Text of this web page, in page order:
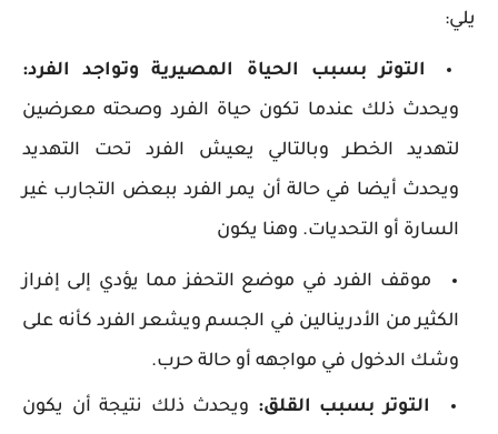
يلي:
التوتر بسبب الحياة المصيرية وتواجد الفرد:
ويحدث ذلك عندما تكون حياة الفرد وصحته معرضين
لتهديد الخطر وبالتالي يعيش الفرد تحت التهديد
ويحدث أيضا في حالة أن يمر الفرد ببعض التجارب غير
السارة أو التحديات. وهنا يكون
موقف الفرد في موضع التحفز مما يؤدي إلى إفراز
الكثير من الأدرينالين في الجسم ويشعر الفرد كأنه على
وشك الدخول في مواجهه أو حالة حرب.
التوتر بسبب القلق: ويحدث ذلك نتيجة أن يكون